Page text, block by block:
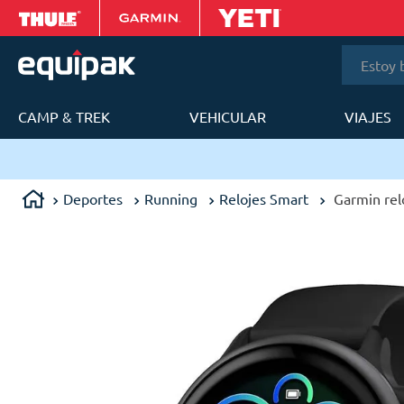
CAMP & TREK VEHICULAR VIAJES
Deportes Running Relojes Smart Garmin